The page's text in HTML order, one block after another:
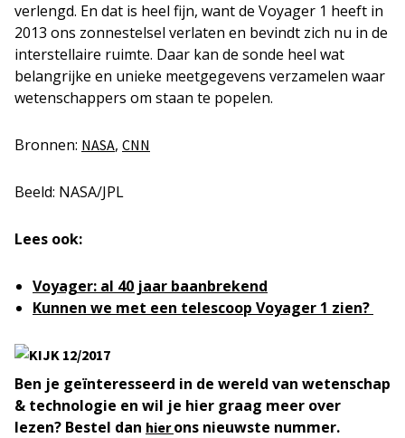
verlengd. En dat is heel fijn, want de Voyager 1 heeft in
2013 ons zonnestelsel verlaten en bevindt zich nu in de
interstellaire ruimte. Daar kan de sonde heel wat
belangrijke en unieke meetgegevens verzamelen waar
wetenschappers om staan te popelen.
Bronnen: NASA, CNN
Beeld: NASA/JPL
Lees ook:
Voyager: al 40 jaar baanbrekend
Kunnen we met een telescoop Voyager 1 zien?
Ben je geïnteresseerd in de wereld van wetenschap
& technologie en wil je hier graag meer over
lezen? Bestel dan hierons nieuwste nummer.